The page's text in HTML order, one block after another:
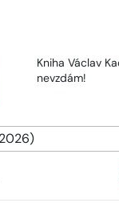
Kniha Václav
nevzdám!